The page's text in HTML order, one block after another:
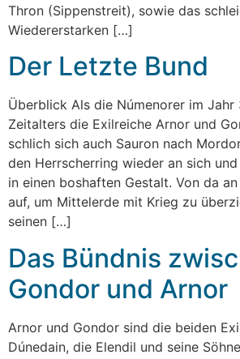
Thron (Sippenstreit), sowie das
Wiedererstarken […]
Der Letzte Bund
Überblick Als die Númenorer im
Zeitalters die Exilreiche Arnor und
schlich sich auch Sauron nach
den Herrscherring wieder an sich
in einen boshaften Gestalt. Von da
auf, um Mittelerde mit Krieg zu
seinen […]
Das Bündnis
Gondor und Arnor
Arnor und Gondor sind die beiden
Dúnedain, die Elendil und seine